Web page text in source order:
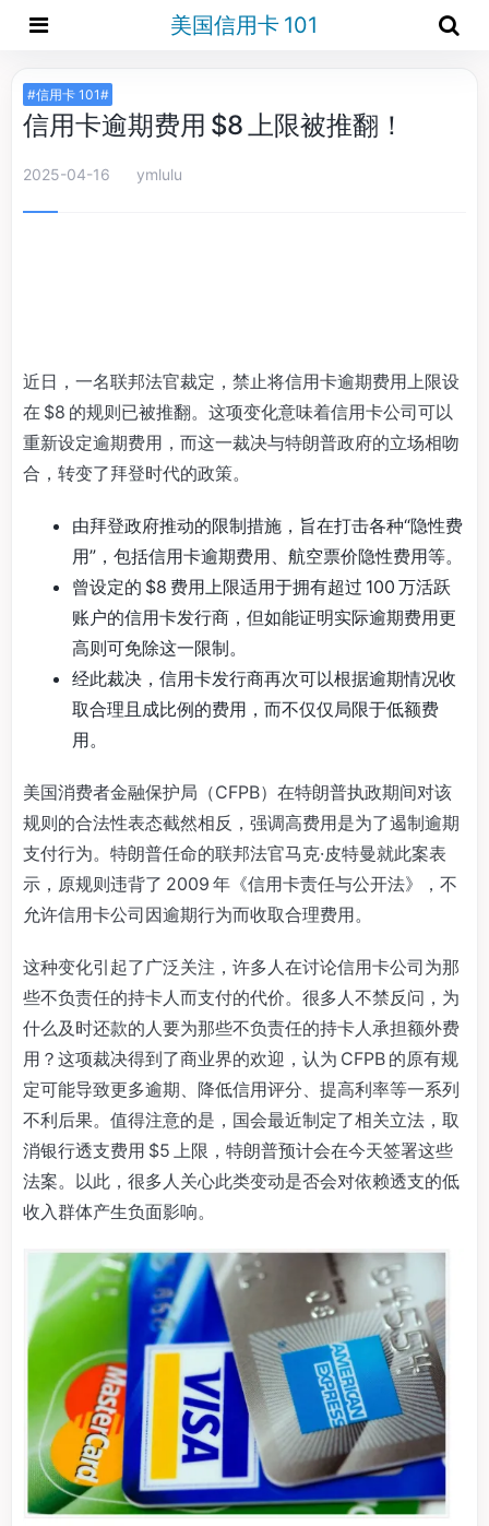
美国信用卡 101
#信用卡 101#
信用卡逾期费用 $8 上限被推翻！
2025-04-16 ymlulu
近日，一名联邦法官裁定，禁止将信用卡逾期费用上限设
在 $8 的规则已被推翻。这项变化意味着信用卡公司可以
重新设定逾期费用，而这一裁决与特朗普政府的立场相吻
合，转变了拜登时代的政策。
由拜登政府推动的限制措施，旨在打击各种“隐性费
用”，包括信用卡逾期费用、航空票价隐性费用等。
曾设定的 $8 费用上限适用于拥有超过 100 万活跃
账户的信用卡发行商，但如能证明实际逾期费用更
高则可免除这一限制。
经此裁决，信用卡发行商再次可以根据逾期情况收
取合理且成比例的费用，而不仅仅局限于低额费
用。
美国消费者金融保护局（CFPB）在特朗普执政期间对该
规则的合法性表态截然相反，强调高费用是为了遏制逾期
支付行为。特朗普任命的联邦法官马克·皮特曼就此案表
示，原规则违背了 2009 年《信用卡责任与公开法》，不
允许信用卡公司因逾期行为而收取合理费用。
这种变化引起了广泛关注，许多人在讨论信用卡公司为那
些不负责任的持卡人而支付的代价。很多人不禁反问，为
什么及时还款的人要为那些不负责任的持卡人承担额外费
用？这项裁决得到了商业界的欢迎，认为 CFPB 的原有规
定可能导致更多逾期、降低信用评分、提高利率等一系列
不利后果。值得注意的是，国会最近制定了相关立法，取
消银行透支费用 $5 上限，特朗普预计会在今天签署这些
法案。以此，很多人关心此类变动是否会对依赖透支的低
收入群体产生负面影响。